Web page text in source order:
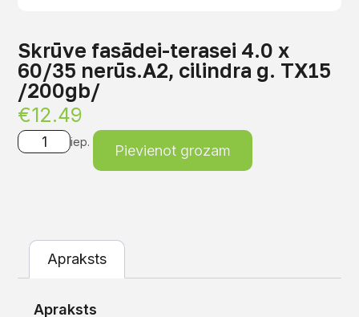
Skrūve fasādei-terasei 4.0 x
60/35 nerūs.A2, cilindra g. TX15
/200gb/
€12.49
iep.
Pievienot grozam
Apraksts
Apraksts